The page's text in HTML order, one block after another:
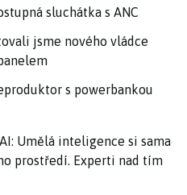
sluchátka s ANC
jsme nového vládce
s powerbankou
Umělá inteligence si sama
prostředí. Experti nad tím